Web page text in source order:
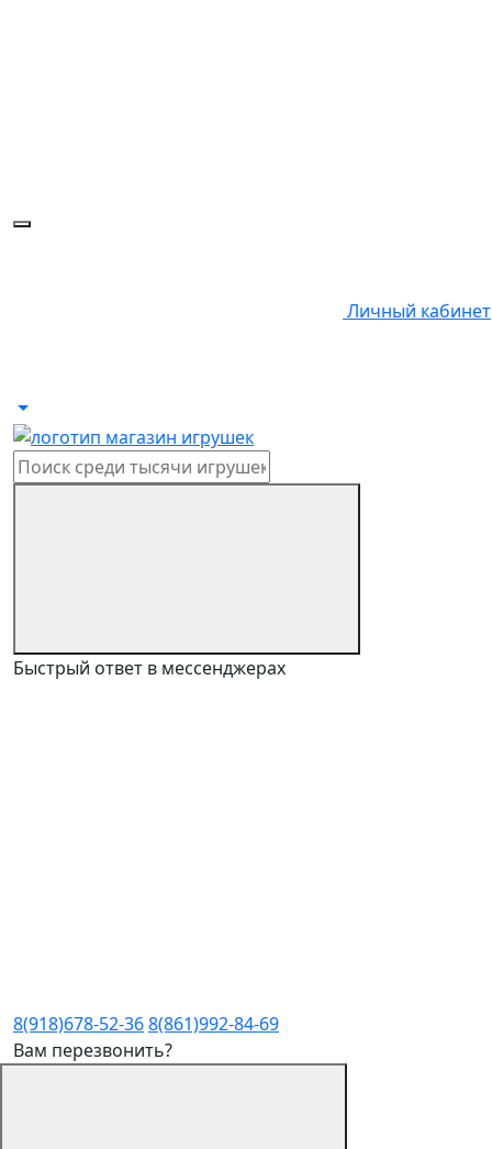
Личный кабинет
Быстрый ответ в мессенджерах
8(918)678-52-368(861)992-84-69
Вам перезвонить?